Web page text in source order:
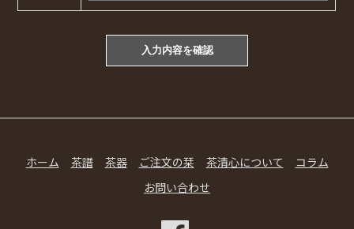
ホーム 茶譜 茶器 ご注文の栞 茶清心について
コラム
お問い合わせ